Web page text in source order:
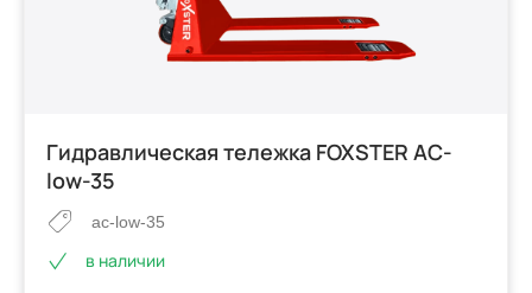
Гидравлическая тележка FOXSTER AC-
low-35
ac-low-35
в наличии